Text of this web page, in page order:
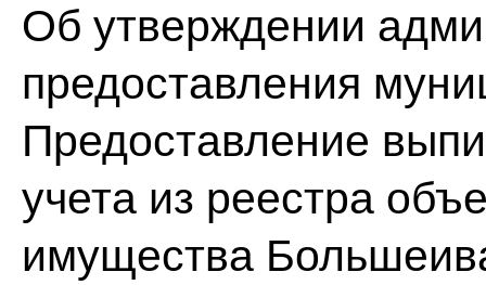
Об утверждении
предоставления
Предоставление
учета из реестра
имущества